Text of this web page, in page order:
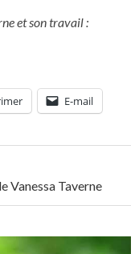
et son travail :
E-mail
Vanessa Taverne